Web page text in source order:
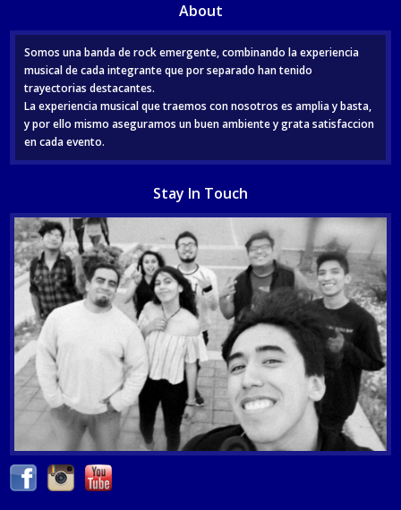
About
Somos una banda de rock emergente, combinando la experiencia
musical de cada integrante que por separado han tenido
trayectorias destacantes.
La experiencia musical que traemos con nosotros es amplia y basta,
y por ello mismo aseguramos un buen ambiente y grata satisfaccion
en cada evento.
Stay In Touch